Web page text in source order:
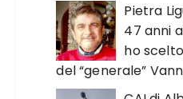
Pietra
47 anni
ho
del “generale”